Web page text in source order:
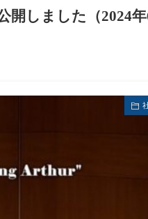
開しました（2024